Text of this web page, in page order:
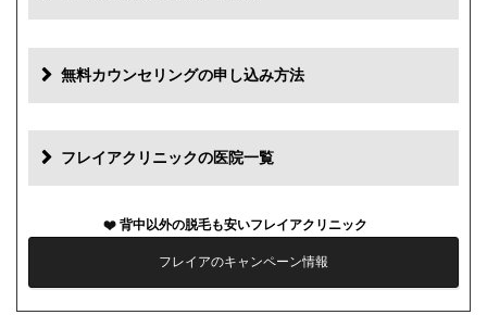
初診料 0円
再診料
薬代 0円
シェービング代 0円
無料カウンセリングの申し込み方法
フレイアクリニックの医院一覧
背中以外の脱毛も安いフレイアクリニック
フレイアのキャンペーン情報